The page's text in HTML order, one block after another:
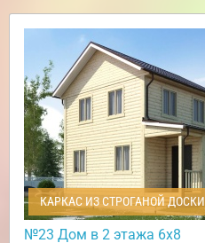
КАРКАС ИЗ СТРОГАНОЙ ДОСКИ
№23 Дом в 2 этажа 6х8